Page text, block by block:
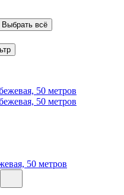
Выбрать всё
50 метров